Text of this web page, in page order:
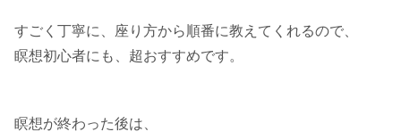
すごく丁寧に、座り方から順番に教えてくれるので、
瞑想初心者にも、超おすすめです。
瞑想が終わった後は、